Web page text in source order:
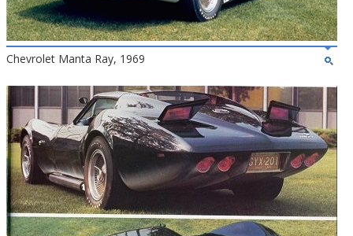
Chevrolet Manta Ray, 1969